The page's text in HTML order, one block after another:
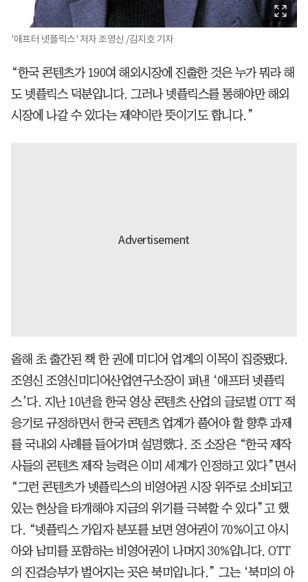
'애프터 넷플릭스' 저자 조영신 /김지호 기자
“한국 콘텐츠가 190여 해외시장에 진출한 것은 누가 뭐라 해
도 넷플릭스 덕분입니다. 그러나 넷플릭스를 통해야만 해외
시장에 나갈 수 있다는 제약이란 뜻이기도 합니다.”
올해 초 출간된 책 한 권에 미디어 업계의 이목이 집중됐다.
조영신 조영신미디어산업연구소장이 펴낸 ‘애프터 넷플릭
스’다. 지난 10년을 한국 영상 콘텐츠 산업의 글로벌 OTT 적
응기로 규정하면서 한국 콘텐츠 업계가 풀어야 할 향후 과제
를 국내외 사례를 들어가며 설명했다. 조 소장은 “한국 제작
사들의 콘텐츠 제작 능력은 이미 세계가 인정하고 있다”면서
“그런 콘텐츠가 넷플릭스의 비영어권 시장 위주로 소비되고
있는 현상을 타개해야 지금의 위기를 극복할 수 있다”고 했
다. “넷플릭스 가입자 분포를 보면 영어권이 70%이고 아시
아와 남미를 포함하는 비영어권이 나머지 30%입니다. OTT
의 진검승부가 벌어지는 곳은 북미입니다.” 그는 ‘북미의 아